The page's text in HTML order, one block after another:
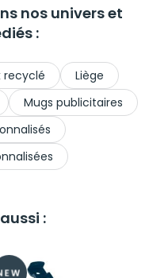
nos univers et
:
recyclé
Liège
Mugs publicitaires
: